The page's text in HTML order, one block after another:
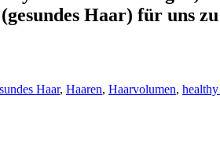
Haar) für uns
Haar, Haaren, Haarvolumen,